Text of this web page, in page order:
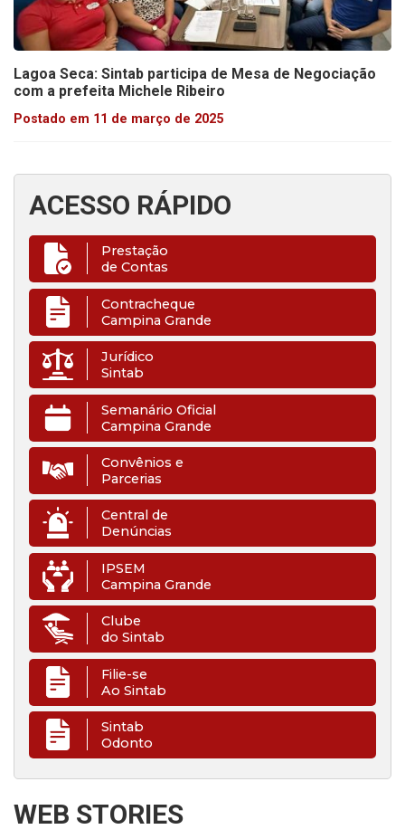
Lagoa Seca: Sintab participa de Mesa de Negociação
com a prefeita Michele Ribeiro
Postado em 11 de março de 2025
ACESSO RÁPIDO
Prestação
de Contas
Contracheque
Campina Grande
Jurídico
Sintab
Semanário Oficial
Campina Grande
Convênios e
Parcerias
Central de
Denúncias
IPSEM
Campina Grande
Clube
do Sintab
Filie-se
Ao Sintab
Sintab
Odonto
WEB STORIES